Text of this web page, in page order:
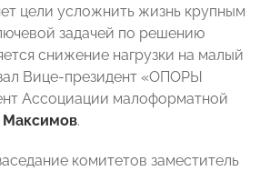
цели усложнить жизнь крупным
задачей по решению
снижение нагрузки на малый
Вице-президент «ОПОРЫ
Ассоциации малоформатной
Максимов.
комитетов заместитель